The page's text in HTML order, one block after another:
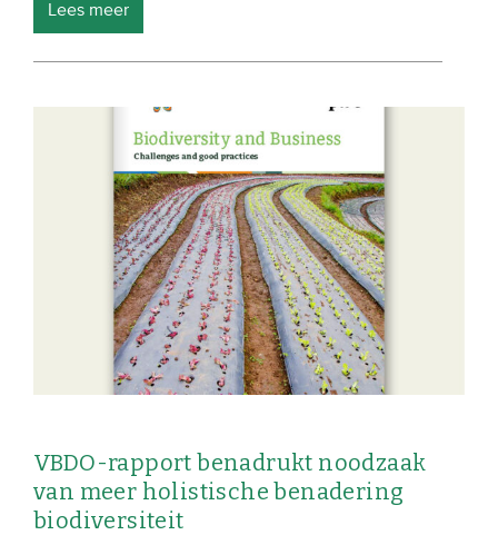
Lees meer
VBDO-rapport benadrukt noodzaak
van meer holistische benadering
biodiversiteit